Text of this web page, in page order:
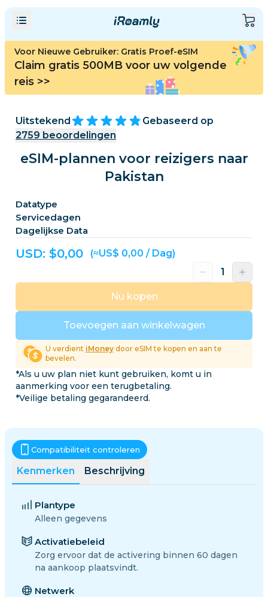
Voor Nieuwe Gebruiker: Gratis Proef-eSIM
Claim gratis 500MB voor uw volgende
reis >>
Uitstekend
Gebaseerd op
2759 beoordelingen
eSIM-plannen voor reizigers naar
Pakistan
Datatype
Servicedagen
Dagelijkse Data
USD: $0,00 (≈US$ 0,00 / Dag)
Toevoegen aan winkelwagen
Nu kopen
U verdient iMoneydoor eSIM te kopen en aan te
bevelen.
*Als u uw plan niet kunt gebruiken, komt u in
aanmerking voor een terugbetaling.
*Veilige betaling gegarandeerd.
Kenmerken Beschrijving
Compatibiliteit controleren
Plantype
Alleen gegevens
Activatiebeleid
Zorg ervoor dat de activering binnen 60 dagen
na aankoop plaatsvindt.
Netwerk